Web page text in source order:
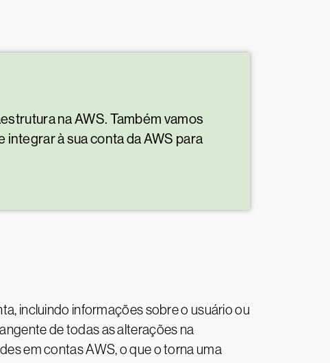
na AWS. Também vamos
à sua conta da AWS para
incluindo informações sobre o usuário ou
de todas as alterações na
em contas AWS, o que o torna uma